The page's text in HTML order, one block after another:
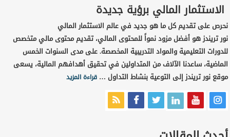
الاستثمار المالي برؤية جديدة
نحرص على تقديم كل ما هو جديد في عالم الاستثمار المالي
نور تريندز هو أفضل مزود نمواً للمحتوى المالي، تقديم محتوى مالي متخصص
للدورات التعليمية والمواد التدريبية المخصصة. على مدى السنوات الخمس
الماضية، ساعدنا الآلاف من المتداولين في تحقيق أهدافهم المالية، يسعى
موقع نور تريندز إلى التوعية بنشاط التداول …قراءة المزيد